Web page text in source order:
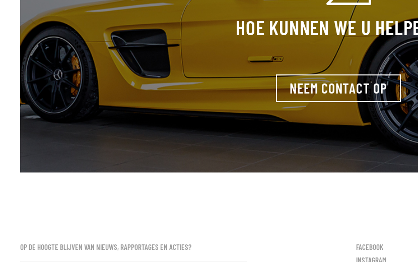
HOE KUNNEN WE U
NEEM CONTACT OP
OP DE HOOGTE BLIJVEN VAN NIEUWS, RAPPORTAGES EN ACTIES?
FACEBOOK
INSTAGRAM